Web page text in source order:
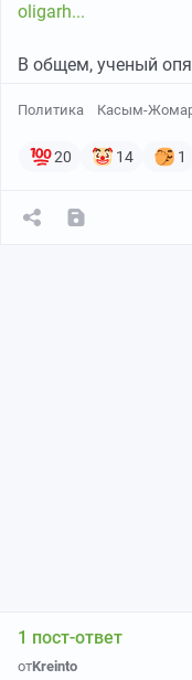
oligarh...
В общем, ученый
Политика Касым-
20 14 1
1 пост-ответ
отKreinto